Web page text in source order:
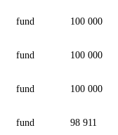
fund 100 000
fund 100 000
fund 100 000
fund 98 911